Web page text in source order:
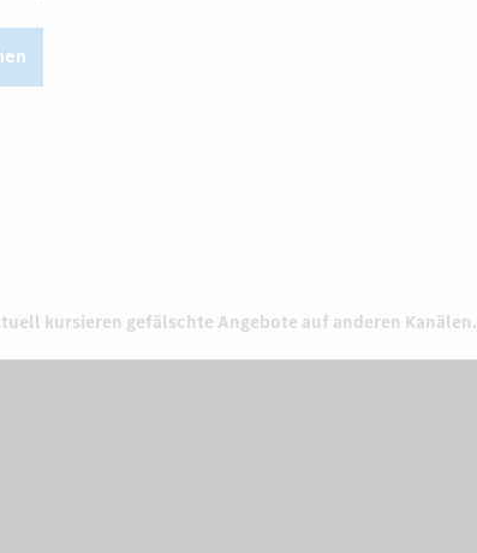
kursieren gefälschte Angebote auf anderen Kanälen.